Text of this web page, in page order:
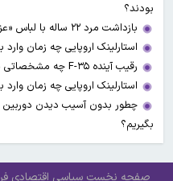
بودند؟
بازداشت مرد ۲۲ ساله با لباس «عزرائیل» روی پشت‌بام بیمارستان
استارلینک اروپایی چه زمان وارد
رقیب آینده F-۳۵ چه مشخصاتی دارد؟
استارلینک اروپایی چه زمان وارد
چطور بدون آسیب دیدن
بگیریم؟